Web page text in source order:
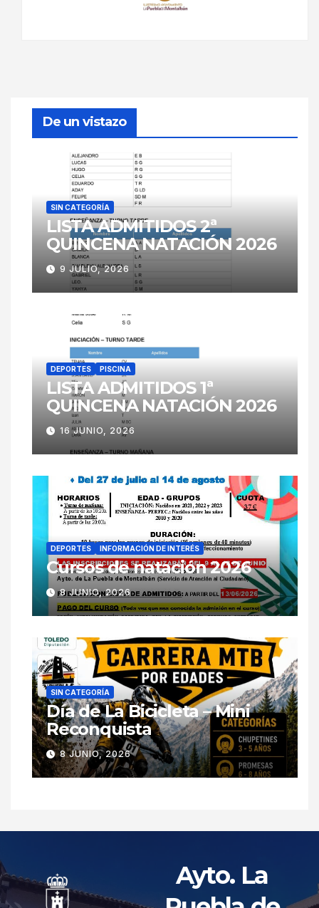
De un vistazo
SIN CATEGORÍA
LISTA ADMITIDOS 2ª
QUINCENA NATACIÓN 2026
9 JULIO, 2026
DEPORTES PISCINA
LISTA ADMITIDOS 1ª
QUINCENA NATACIÓN 2026
16 JUNIO, 2026
DEPORTES INFORMACIÓN DE INTERÉS
Cursos de natación 2026
8 JUNIO, 2026
SIN CATEGORÍA
Día de La Bicicleta – Mini
Reconquista
8 JUNIO, 2026
Ayto. La